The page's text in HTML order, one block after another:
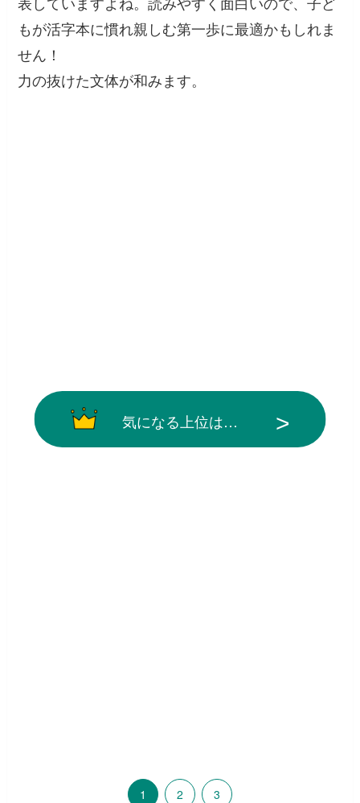
もが活字本に慣れ親しむ第一歩に最適かもしれま
せん！
力の抜けた文体が和みます。
気になる上位は…
1 2 3